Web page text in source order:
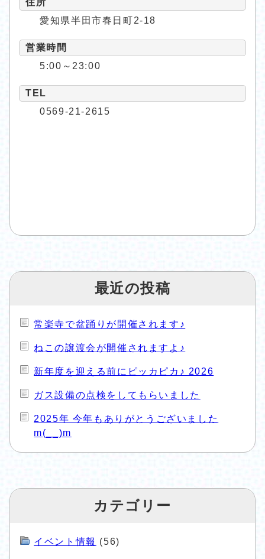
愛知県半田市春日町2-18
営業時間
5:00～23:00
TEL
0569-21-2615
最近の投稿
常楽寺で盆踊りが開催されます♪
ねこの譲渡会が開催されますよ♪
新年度を迎える前にピッカピカ♪ 2026
ガス設備の点検をしてもらいました
2025年 今年もありがとうございました
m(__)m
カテゴリー
イベント情報 (56)